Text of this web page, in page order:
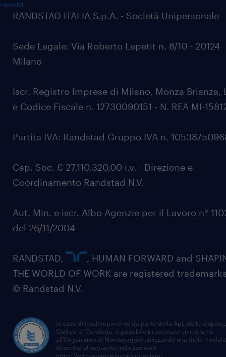
RANDSTAD ITALIA S.p.A. - Società Unipersonale
Sede Legale: Via Roberto Lepetit n. 8/10 - 20124
Milano
Iscr. Registro Imprese di Milano, Monza Brianza,
e Codice Fiscale n. 12730090151 - N. REA MI-
Partita IVA: Randstad Gruppo IVA n.
Cap. Soc. € 27.110.320,00 i.v. - Direzione e
Coordinamento Randstad N.V.
Aut. Min. e iscr. Albo Agenzie per il Lavoro n°
del 26/11/2004
RANDSTAD,
, HUMAN FORWARD and
THE WORLD OF WORK are registered
© Randstad N.V.
In caso di inadempimento da parte della ApL delle
Codice di Condotta, è possibile presentare un reclamo
all’Organismo di Monitoraggio utilizzando una delle
descritte al seguente indirizzo web